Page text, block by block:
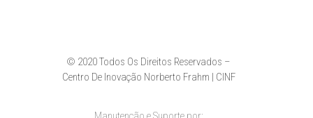
© 2020 Todos Os Direitos Reservados –
Centro De Inovação Norberto Frahm | CINF